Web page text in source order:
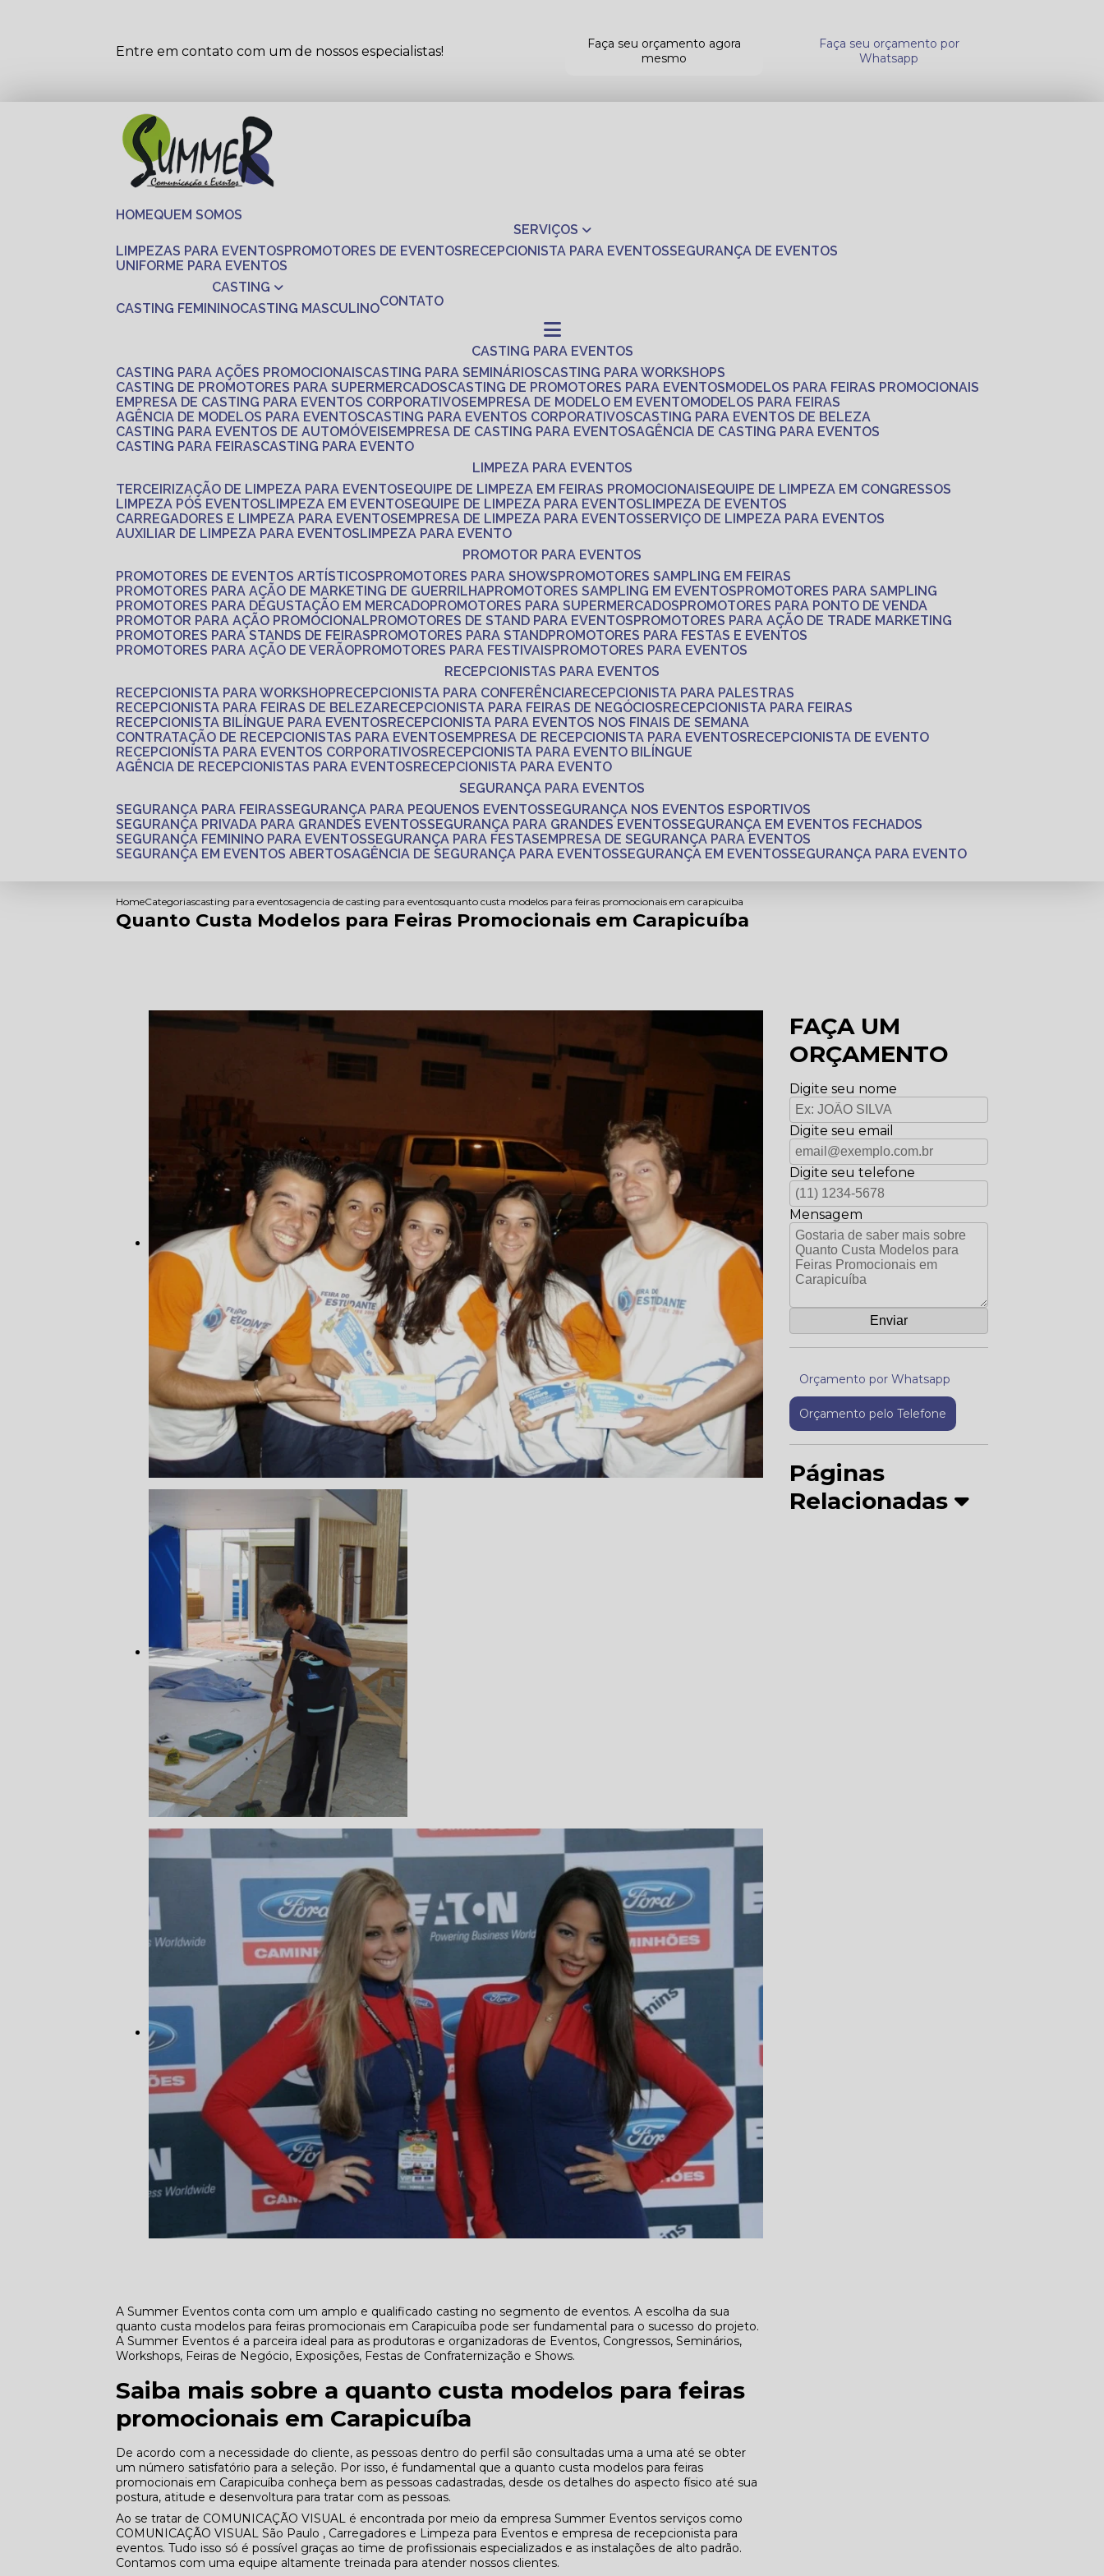
Entre em contato com um de nossos especialistas!
Faça seu orçamento agora
mesmo
Faça seu orçamento por
Whatsapp
HOME
QUEM SOMOS
SERVIÇOS
LIMPEZAS PARA EVENTOS
PROMOTORES DE EVENTOS RECEPCIONISTA PARA EVENTOS SEGURANÇA DE EVENTOS
UNIFORME PARA EVENTOS
CASTING
CASTING FEMININO CASTING MASCULINO CONTATO
CASTING PARA EVENTOS
CASTING PARA AÇÕES PROMOCIONAIS
CASTING PARA SEMINÁRIOS
CASTING PARA WORKSHOPS
CASTING DE PROMOTORES PARA SUPERMERCADOS
CASTING DE PROMOTORES PARA EVENTOS
MODELOS PARA FEIRAS PROMOCIONAIS
EMPRESA DE CASTING PARA EVENTOS CORPORATIVOS
EMPRESA DE MODELO EM EVENTO
MODELOS PARA FEIRAS
AGÊNCIA DE MODELOS PARA EVENTOS
CASTING PARA EVENTOS CORPORATIVOS
CASTING PARA EVENTOS DE BELEZA
CASTING PARA EVENTOS DE AUTOMÓVEIS
EMPRESA DE CASTING PARA EVENTOS
AGÊNCIA DE CASTING PARA EVENTOS
CASTING PARA FEIRAS
CASTING PARA EVENTO
LIMPEZA PARA EVENTOS
TERCEIRIZAÇÃO DE LIMPEZA PARA EVENTOS
EQUIPE DE LIMPEZA EM FEIRAS PROMOCIONAIS
EQUIPE DE LIMPEZA EM CONGRESSOS
LIMPEZA PÓS EVENTOS
LIMPEZA EM EVENTOS EQUIPE DE LIMPEZA PARA EVENTOS
LIMPEZA DE EVENTOS
CARREGADORES E LIMPEZA PARA EVENTOS
EMPRESA DE LIMPEZA PARA EVENTOS SERVIÇO DE LIMPEZA PARA EVENTOS
AUXILIAR DE LIMPEZA PARA EVENTOS
LIMPEZA PARA EVENTO
PROMOTOR PARA EVENTOS
PROMOTORES DE EVENTOS ARTÍSTICOS
PROMOTORES PARA SHOWS
PROMOTORES SAMPLING EM FEIRAS
PROMOTORES PARA AÇÃO DE MARKETING DE GUERRILHA PROMOTORES SAMPLING EM EVENTOS
PROMOTORES PARA SAMPLING
PROMOTORES PARA DEGUSTAÇÃO EM MERCADO PROMOTORES PARA SUPERMERCADOS
PROMOTORES PARA PONTO DE VENDA
PROMOTOR PARA AÇÃO PROMOCIONAL
PROMOTORES DE STAND PARA EVENTOS
PROMOTORES PARA AÇÃO DE TRADE MARKETING
PROMOTORES PARA STANDS DE FEIRAS
PROMOTORES PARA STAND PROMOTORES PARA FESTAS E EVENTOS
PROMOTORES PARA AÇÃO DE VERÃO PROMOTORES PARA FESTIVAIS
PROMOTORES PARA EVENTOS
RECEPCIONISTAS PARA EVENTOS
RECEPCIONISTA PARA WORKSHOP
RECEPCIONISTA PARA CONFERÊNCIA
RECEPCIONISTA PARA PALESTRAS
RECEPCIONISTA PARA FEIRAS DE BELEZA
RECEPCIONISTA PARA FEIRAS DE NEGÓCIOS
RECEPCIONISTA PARA FEIRAS
RECEPCIONISTA BILÍNGUE PARA EVENTOS
RECEPCIONISTA PARA EVENTOS NOS FINAIS DE SEMANA
CONTRATAÇÃO DE RECEPCIONISTAS PARA EVENTOS
EMPRESA DE RECEPCIONISTA PARA EVENTOS
RECEPCIONISTA DE EVENTO
RECEPCIONISTA PARA EVENTOS CORPORATIVOS
RECEPCIONISTA PARA EVENTO BILÍNGUE
AGÊNCIA DE RECEPCIONISTAS PARA EVENTOS
RECEPCIONISTA PARA EVENTO
SEGURANÇA PARA EVENTOS
SEGURANÇA PARA FEIRAS SEGURANÇA PARA PEQUENOS EVENTOS SEGURANÇA NOS EVENTOS ESPORTIVOS
SEGURANÇA PRIVADA PARA GRANDES EVENTOS SEGURANÇA PARA GRANDES EVENTOS SEGURANÇA EM EVENTOS FECHADOS
SEGURANÇA FEMININO PARA EVENTOS SEGURANÇA PARA FESTAS
EMPRESA DE SEGURANÇA PARA EVENTOS
SEGURANÇA EM EVENTOS ABERTOS
AGÊNCIA DE SEGURANÇA PARA EVENTOS SEGURANÇA EM EVENTOS SEGURANÇA PARA EVENTO
HomeCategoriascasting para eventosagencia de casting para eventosquanto custa modelos para feiras promocionais em carapicuiba
Quanto Custa Modelos para Feiras Promocionais em Carapicuíba
A Summer Eventos conta com um amplo e qualificado casting no segmento de eventos. A escolha da sua
quanto custa modelos para feiras promocionais em Carapicuíba pode ser fundamental para o sucesso do projeto.
A Summer Eventos é a parceira ideal para as produtoras e organizadoras de Eventos, Congressos, Seminários,
Workshops, Feiras de Negócio, Exposições, Festas de Confraternização e Shows.
Saiba mais sobre a quanto custa modelos para feiras
promocionais em Carapicuíba
De acordo com a necessidade do cliente, as pessoas dentro do perfil são consultadas uma a uma até se obter
um número satisfatório para a seleção. Por isso, é fundamental que a quanto custa modelos para feiras
promocionais em Carapicuíba conheça bem as pessoas cadastradas, desde os detalhes do aspecto físico até sua
postura, atitude e desenvoltura para tratar com as pessoas.
Ao se tratar de COMUNICAÇÃO VISUAL é encontrada por meio da empresa Summer Eventos serviços como
COMUNICAÇÃO VISUAL São Paulo , Carregadores e Limpeza para Eventos e empresa de recepcionista para
eventos. Tudo isso só é possível graças ao time de profissionais especializados e as instalações de alto padrão.
Contamos com uma equipe altamente treinada para atender nossos clientes.
FAÇA UM
ORÇAMENTO
Digite seu nome
Digite seu email
Digite seu telefone
Mensagem
Orçamento por Whatsapp
Orçamento pelo Telefone
Páginas
Relacionadas